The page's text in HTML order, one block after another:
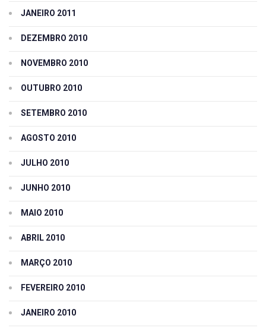
JANEIRO 2011
DEZEMBRO 2010
NOVEMBRO 2010
OUTUBRO 2010
SETEMBRO 2010
AGOSTO 2010
JULHO 2010
JUNHO 2010
MAIO 2010
ABRIL 2010
MARÇO 2010
FEVEREIRO 2010
JANEIRO 2010